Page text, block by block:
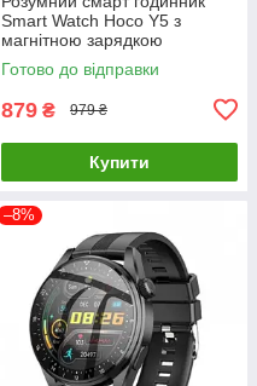
Smart Watch Hoco Y5 з
магнітною зарядкою
(Чорний)
Готово до відправки
879 ₴ 979 ₴
Купити
–8%